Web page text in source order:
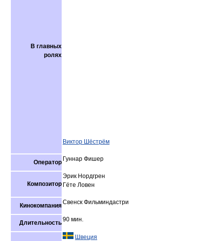
В главных
ролях
Виктор Шёстрём
Оператор Гуннар Фишер
Композитор
Эрик Нордгрен
Гёте Ловен
КинокомпанияСвенск Фильминдастри
Длительность90 мин.
Швеция